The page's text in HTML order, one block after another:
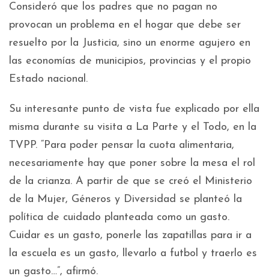
Consideró que los padres que no pagan no
provocan un problema en el hogar que debe ser
resuelto por la Justicia, sino un enorme agujero en
las economías de municipios, provincias y el propio
Estado nacional.
Su interesante punto de vista fue explicado por ella
misma durante su visita a La Parte y el Todo, en la
TVPP. “Para poder pensar la cuota alimentaria,
necesariamente hay que poner sobre la mesa el rol
de la crianza. A partir de que se creó el Ministerio
de la Mujer, Géneros y Diversidad se planteó la
política de cuidado planteada como un gasto.
Cuidar es un gasto, ponerle las zapatillas para ir a
la escuela es un gasto, llevarlo a futbol y traerlo es
un gasto…”, afirmó.